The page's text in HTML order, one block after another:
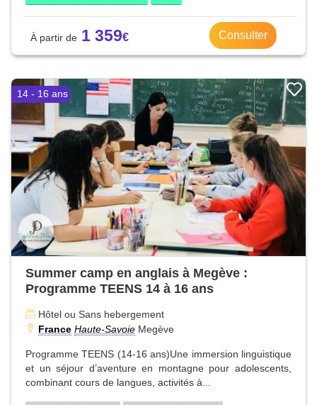
1 359 Consulter
14 - 16 ans
Summer camp en anglais à Megève :
Programme TEENS 14 à 16 ans
Hôtel ou Sans hebergement
France Haute-Savoie Megève
Programme TEENS (14-16 ans)Une immersion linguistique
et un séjour d’aventure en montagne pour adolescents,
combinant cours de langues, activités à...